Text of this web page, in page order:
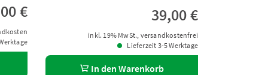
€ 39,00 €
inkl. 19% MwSt., versandkostenfrei
Lieferzeit 3-5 Werktage
In den Warenkorb